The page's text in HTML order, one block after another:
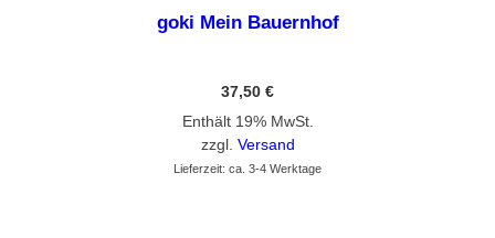
goki Mein Bauernhof
37,50 €
Enthält 19% MwSt.
zzgl. Versand
Lieferzeit: ca. 3-4 Werktage